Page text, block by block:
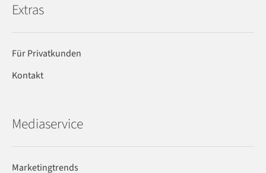
Extras
Für Privatkunden
Kontakt
Mediaservice
Marketingtrends